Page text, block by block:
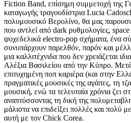
Fiction Band, επίσημη συμμετοχή της
καταγωγής τραγουδίστρια Lucia
πολυμουσικό Βερολίνο, θα μας
που αντλεί από dark ρυθμολογίες, space
ψυχεδελικά electro-pop σχήματα, ένα
συνυπάρχουν παρελθόν, παρόν και
μια καλλιτέχνιδα που δεν χρειάζεται
Αλέξια Βασιλείου από την Κύπρο.
επιτυχημένη ποπ καριέρα (και στην
πραγματικές μουσικές της αγάπες, τη
μουσική, ενώ τα τελευταία χρόνια ζει
αναπτύσσοντας τη δική της
μάλιστα να επιδείξει πολλές και πολύ
αυτή με τον Chick Corea.